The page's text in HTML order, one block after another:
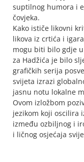
suptilnog humora i
čovjeka.
Kako ističe likovni
likova iz crtića i
mogu biti bilo gdje
za Hadžića je bilo
grafičkih serija
svijeta izrazi
jasnu notu lokalne
Ovom izložbom
jezikom koji oscilira
između ozbiljnog i
i ličnog osjećaja